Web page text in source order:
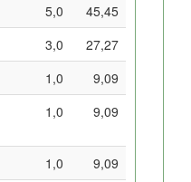
5,0
45,45
3,0
27,27
1,0
9,09
1,0 9,09
1,0
9,09